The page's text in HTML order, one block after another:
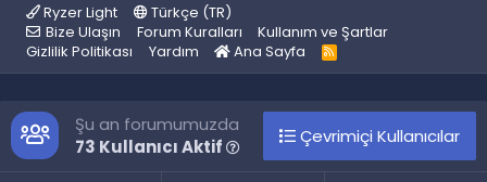
Ryzer Light
Türkçe (TR)
Bize Ulaşın
Forum Kuralları
Kullanım ve Şartlar
Gizlilik Politikası
Yardım Ana Sayfa
R
S
Şu an forumumuzda
73 Kullanıcı Aktif
Çevrimiçi Kullanıcılar